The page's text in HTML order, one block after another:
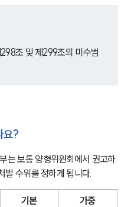
요?
는 보통 양형위원회에서 권고하
벌 수위를 정하게 됩니다.
기본 가중